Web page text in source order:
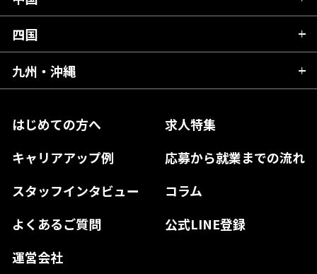
はじめての方へ
求人特集
キャリアアップ例
応募から就業までの流れ
スタッフインタビュー
コラム
よくあるご質問
公式LINE登録
運営会社
宮城県
福島県
千葉県
東京都
神奈川県
山梨県
長野県
愛知県
京都府
大阪府
奈良県
和歌山県
広島県
岡山県
島根県
山口県
四国
愛媛県
高知県
徳島県
九州・沖縄
熊本県
宮崎県